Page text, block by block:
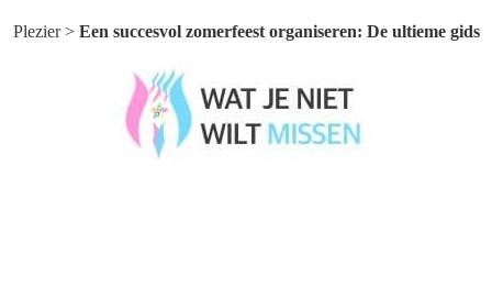
Plezier> Een succesvol zomerfeest organiseren: De ultieme gids